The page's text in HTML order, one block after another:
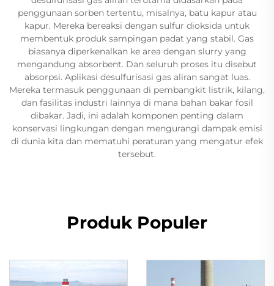
penggunaan sorben tertentu, misalnya, batu kapur atau
kapur. Mereka bereaksi dengan sulfur dioksida untuk
membentuk produk sampingan padat yang stabil. Gas
biasanya diperkenalkan ke area dengan slurry yang
mengandung absorbent. Dan seluruh proses itu disebut
absorpsi. Aplikasi desulfurisasi gas aliran sangat luas.
Mereka termasuk penggunaan di pembangkit listrik, kilang,
dan fasilitas industri lainnya di mana bahan bakar fosil
dibakar. Jadi, ini adalah komponen penting dalam
konservasi lingkungan dengan mengurangi dampak emisi
di dunia kita dan mematuhi peraturan yang mengatur efek
tersebut.
Produk Populer